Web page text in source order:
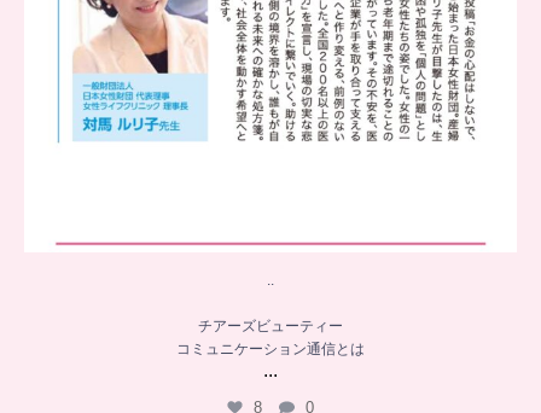
..
チアーズビューティー
コミュニケーション通信とは
...
8 0